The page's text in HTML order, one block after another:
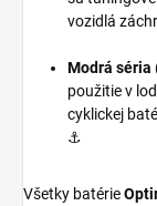
vozidlá
Modrá séria
použitie v
cyklickej
⚓
Všetky batérie